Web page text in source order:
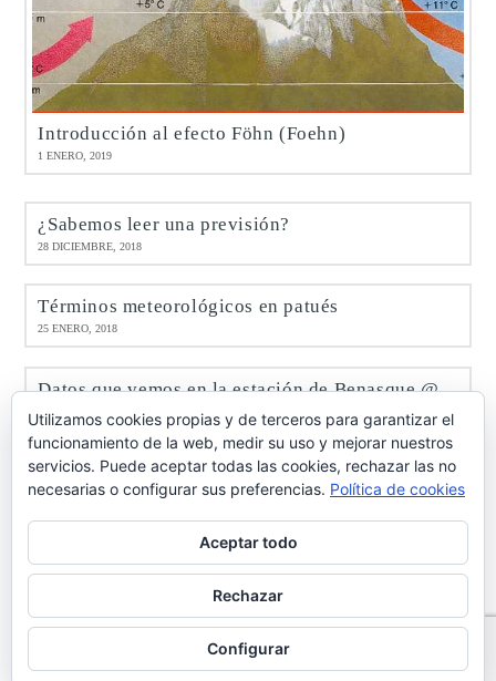
Introducción al efecto Föhn (Foehn)
1 ENERO, 2019
¿Sabemos leer una previsión?
28 DICIEMBRE, 2018
Términos meteorológicos en patués
25 ENERO, 2018
Datos que vemos en la estación de Benasque @meteobenás
9 ENERO, 2017
Octubre de 2016 en Benasque @meteobenás
7 NOVIEMBRE, 2016
info@casabringasort.com·Política de privacidad de datos·
Aviso Legal·Ley de cookies
Utilizamos cookies propias y de terceros para garantizar el
funcionamiento de la web, medir su uso y mejorar nuestros
servicios. Puede aceptar todas las cookies, rechazar las no
necesarias o configurar sus preferencias. Política de cookies
Aceptar todo
Rechazar
Configurar